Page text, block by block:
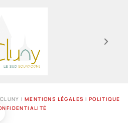
IMENTIONS LÉGALES I POLITIQUE